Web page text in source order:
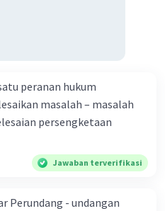
peranan hukum
masalah – masalah
persengketaan
Jawaban terverifikasi
Perundang - undangan